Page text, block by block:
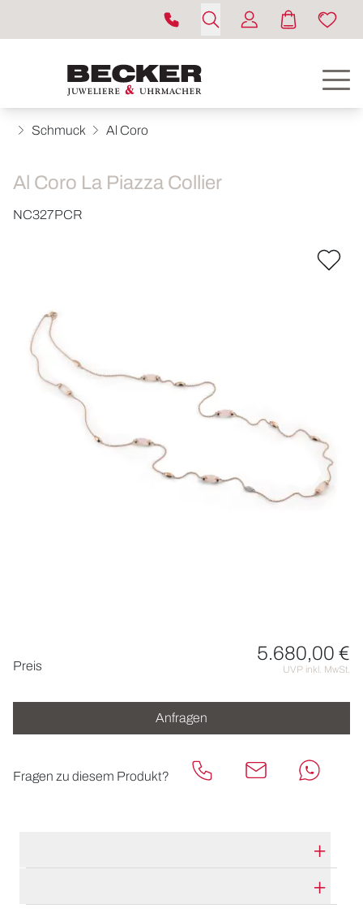
UHREN
HOCHZEIT
Schmuck Al Coro
Al Coro La Piazza Collier
NC327PCR
Preis
5.680,00 €
UVP inkl. MwSt.
Anfragen
Fragen zu diesem Produkt?
HERSTELLERBESCHREIBUNG